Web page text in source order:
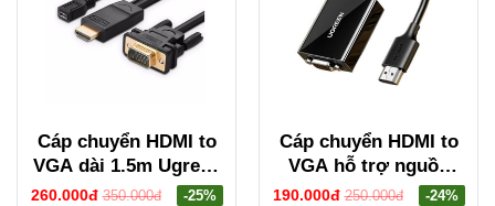
Cáp chuyển HDMI to
VGA dài 1.5m Ugreen
30449
260.000đ 350.000đ -25%
Cáp chuyển HDMI to
VGA hỗ trợ nguồn
Ugreen 90813
190.000đ 250.000đ -24%